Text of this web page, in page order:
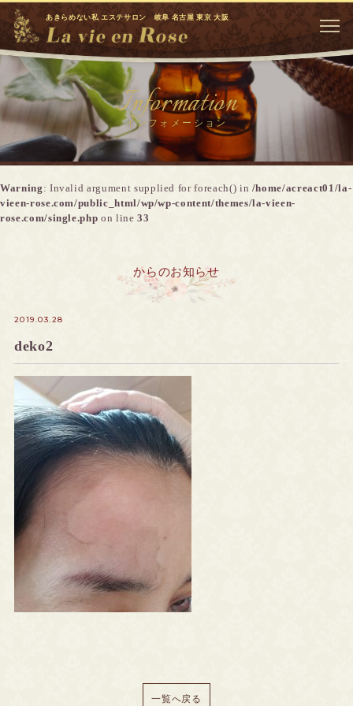
あきらめない私 エステサロン 岐阜 名古屋 東京 大阪
Information
インフォメーション
Warning : Invalid argument supplied for foreach() in /home/acreact01/la-
vieen-rose.com/public_html/wp/wp-content/themes/la-vieen-
rose.com/single.php on line33
からのお知らせ
2019.03.28
deko2
一覧へ戻る